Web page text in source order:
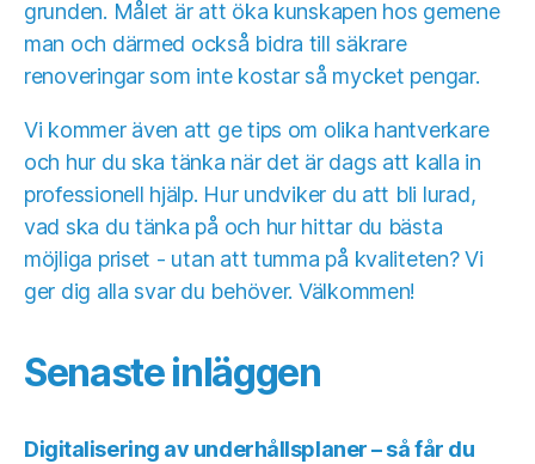
grunden. Målet är att öka kunskapen hos gemene
man och därmed också bidra till säkrare
renoveringar som inte kostar så mycket pengar.
Vi kommer även att ge tips om olika hantverkare
och hur du ska tänka när det är dags att kalla in
professionell hjälp. Hur undviker du att bli lurad,
vad ska du tänka på och hur hittar du bästa
möjliga priset - utan att tumma på kvaliteten? Vi
ger dig alla svar du behöver. Välkommen!
Senaste inläggen
Digitalisering av underhållsplaner – så får du